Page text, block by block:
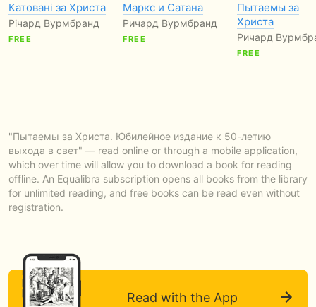
Катовані за Христа
Річард Вурмбранд
FREE
Маркс и Сатана
Ричард Вурмбранд
FREE
Пытаемы за
Христа
Ричард
FREE
"Пытаемы за Христа. Юбилейное издание к 50-летию
выхода в свет" — read online or through a mobile application,
which over time will allow you to download a book for reading
offline. An Equalibra subscription opens all books from the library
for unlimited reading, and free books can be read even without
registration.
Read with the App